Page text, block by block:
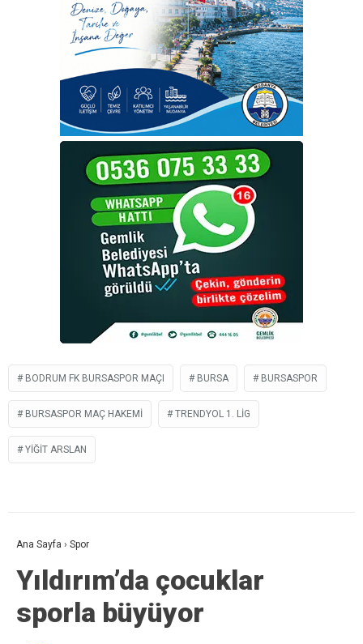
BODRUM FK BURSASPOR MAÇI BURSA BURSASPOR
BURSASPOR MAÇ HAKEMI TRENDYOL 1. LIG
YIĞIT ARSLAN
Ana Sayfa › Spor
Yıldırım’da çocuklar
sporla büyüyor